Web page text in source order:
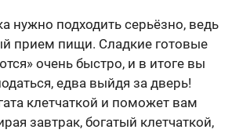
нужно подходить серьёзно, ведь
прием пищи. Сладкие готовые
очень быстро, и в итоге вы
едва выйдя за дверь!
клетчаткой и поможет вам
завтрак, богатый клетчаткой,